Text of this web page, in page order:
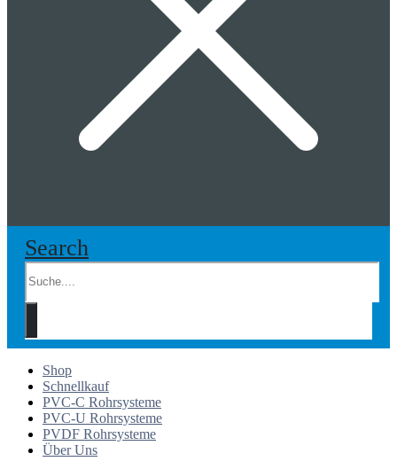
Search
Shop
Schnellkauf
PVC-C Rohrsysteme
PVC-U Rohrsysteme
PVDF Rohrsysteme
Über Uns